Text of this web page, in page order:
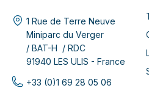
1 Rue de Terre Neuve
Miniparc du Verger
/ BAT-H / RDC
91940 LES ULIS - France
+33 (0)1 69 28 05 06